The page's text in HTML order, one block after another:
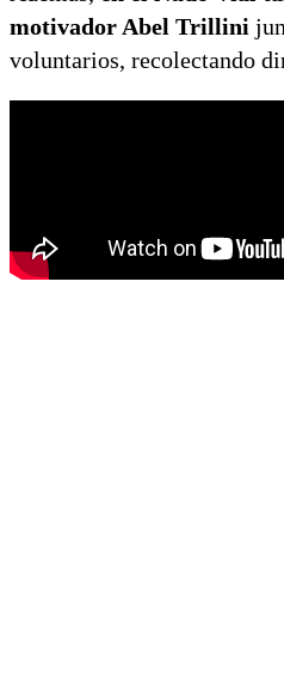
motivador Abel Trillini
voluntarios, recolectando